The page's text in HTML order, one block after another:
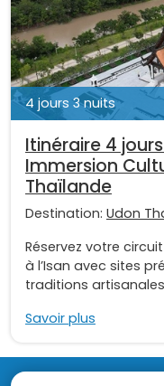
4 jours 3 nuits
Itinéraire 4
Immersion
Thaïlande
Destination: Udon
Réservez votre
à l’Isan avec sites
traditions
Savoir plus